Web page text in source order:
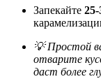
Запекайте
💡 Простой
отварите
даст более